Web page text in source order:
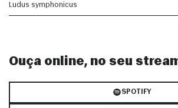
Ludus symphonicus
Ouça online, no seu
SPOTIFY